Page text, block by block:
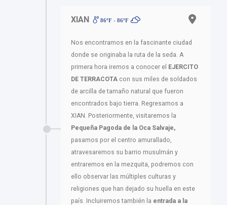
XIAN 86ºF - 86ºF
Nos encontramos en la fascinante ciudad
donde se originaba la ruta de la seda. A
primera hora iremos a conocer el EJERCITO
DE TERRACOTA con sus miles de soldados
de arcilla de tamaño natural que fueron
encontrados bajo tierra. Regresamos a
XIAN. Posteriormente, visitaremos la
Pequeña Pagoda de la Oca Salvaje,
pasamos por el centro amurallado,
atravesaremos su barrio musulmán y
entraremos en la mezquita, podremos con
ello observar las múltiples culturas y
religiones que han dejado su huella en este
país. Incluiremos también la entrada a la